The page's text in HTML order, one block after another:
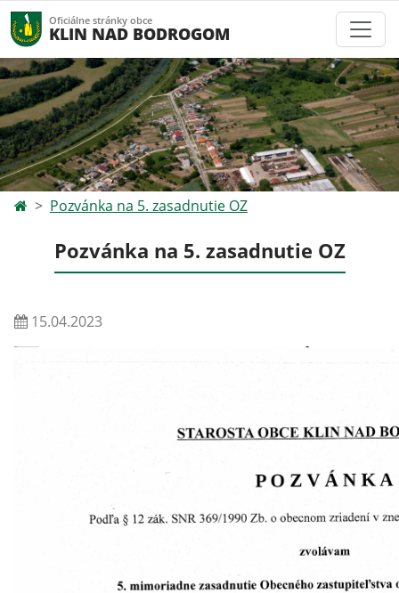
Oficiálne stránky obce
KLIN NAD BODROGOM
Pozvánka na 5. zasadnutie OZ
Pozvánka na 5. zasadnutie OZ
15.04.2023